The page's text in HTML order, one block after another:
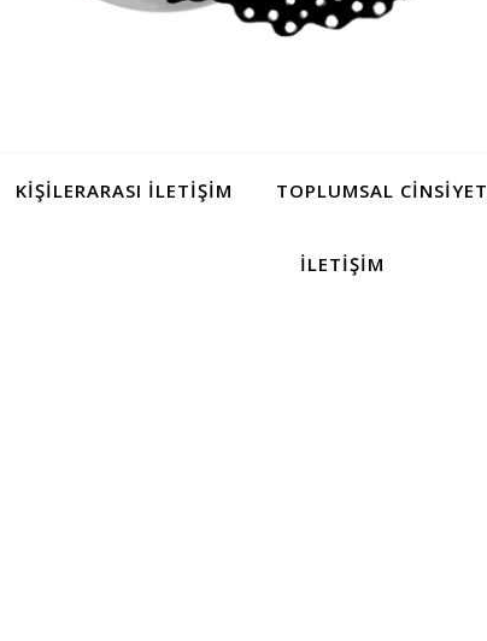
KIŞILERARASI İLETIŞIM TOPLUMSAL CINSIYET
İLETIŞIM